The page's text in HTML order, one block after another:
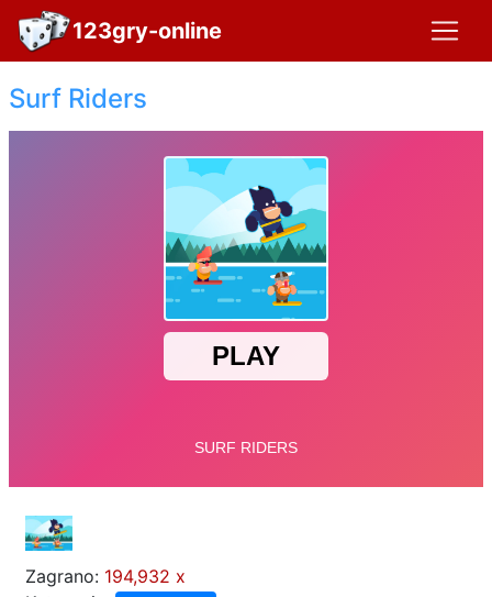
123gry-online
Surf Riders
Zagrano: 194,932 x